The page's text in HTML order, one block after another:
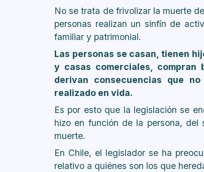
No se trata de frivolizar la muerte
personas realizan un sinfín de
familiar y patrimonial.
Las personas se casan, tienen
y casas comerciales, compran
derivan consecuencias que
realizado en vida.
Es por esto que la legislación se
hizo en función de la persona,
muerte.
En Chile, el legislador se ha
relativo a quiénes son los que